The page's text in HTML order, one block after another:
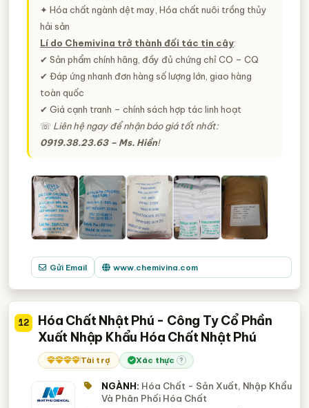
✦ Hóa chất ngành dệt may, Hóa chất nuôi trồng thủy
hải sản
Lí do Chemivina trở thành đối tác tin cây:
✔ Sản phẩm chính hãng, đầy đủ chứng chỉ CO – CQ
✔ Đáp ứng nhanh đơn hàng số lượng lớn, giao hàng
toàn quốc
✔ Giá cạnh tranh – chính sách hợp tác linh hoạt
☏ Liên hệ ngay để nhận báo giá tốt nhất:
0919.38.23.63 – Ms. Hiền!
Gửi Email www.chemivina.com
12
Hóa Chất Nhật Phú - Công Ty Cổ Phần
Xuất Nhập Khẩu Hóa Chất Nhật Phú
Tài trợ Xác thực ?
NGÀNH: Hóa Chất - Sản Xuất, Nhập Khẩu
Và Phân Phối Hóa Chất